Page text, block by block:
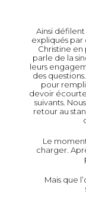
Ainsi
expliqués par
Christine en
parle de la
leurs
des
pour
devoir
suivants.
retour au
Le
charger.
Mais que